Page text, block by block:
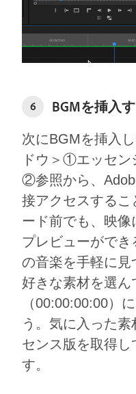
6 BGMを挿入
次にBGMを挿⼊
ドウ＞①エッセン
②参照から、
接アクセスするこ
ード前でも、映像
プレビューができ
の⾳楽を⼿軽に⾒
好きな素材を選
（00:00:00:00）
う。気に⼊った
センス版を取得し
す。